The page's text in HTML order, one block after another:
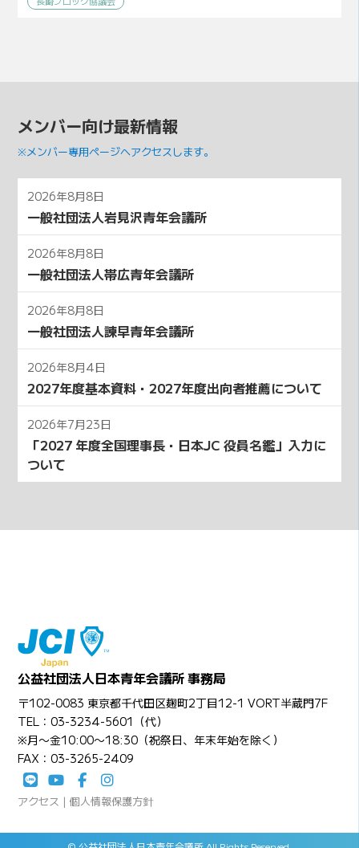
メンバー向け最新情報
※メンバー専用ページへアクセスします。
2026年8月8日
一般社団法人岩見沢青年会議所
2026年8月8日
一般社団法人帯広青年会議所
2026年8月8日
一般社団法人諫早青年会議所
2026年8月4日
2027年度基本資料・2027年度出向者推薦について
2026年7月23日
「2027 年度全国理事⻑・⽇本JC 役員名鑑」⼊⼒に
ついて
公益社団法人日本青年会議所 事務局
〒102-0083 東京都千代田区麹町2丁目12-1 VORT半蔵門7F
TEL：03-3234-5601（代）
※月〜金10:00〜18:30（祝祭日、年末年始を除く）
FAX：03-3265-2409
アクセス |個人情報保護方針